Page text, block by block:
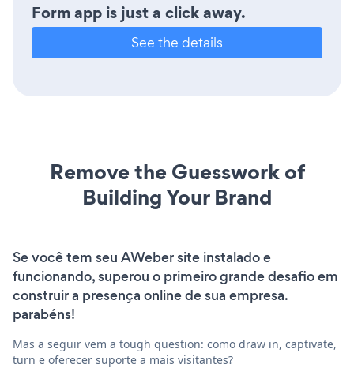
Form app is just a click away.
See the details
Remove the Guesswork of
Building Your Brand
Se você tem seu AWeber site instalado e
funcionando, superou o primeiro grande desafio em
construir a presença online de sua empresa.
parabéns!
Mas a seguir vem a tough question: como draw in, captivate,
turn e oferecer suporte a mais visitantes?